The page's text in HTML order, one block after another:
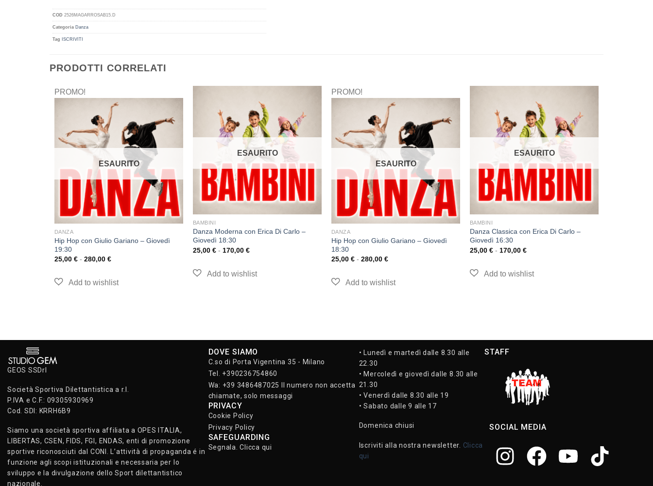
COD 2526MAGARROSAB15.D
Categoria Danza
Tag ISCRIVITI
PRODOTTI CORRELATI
PROMO!
ESAURITO
DANZA
Hip Hop con Giulio Gariano – Giovedì
19:30
25,00 € - 280,00 €
ESAURITO
BAMBINI
Danza Moderna con Erica Di Carlo –
Giovedì 18:30
25,00 € - 170,00 €
PROMO!
ESAURITO
DANZA
Hip Hop con Giulio Gariano – Giovedì
18:30
25,00 € - 280,00 €
ESAURITO
BAMBINI
Danza Classica con Erica Di Carlo –
Giovedì 16:30
25,00 € - 170,00 €
GEOS SSDrl
Società Sportiva Dilettantistica a r.l.
P.IVA e C.F.: 09305930969
Cod. SDI: KRRH6B9
Siamo una società sportiva affiliata a OPES ITALIA,
LIBERTAS, CSEN, FIDS, FGI, ENDAS, enti di promozione
sportive riconosciuti dal CONI. L’attività di propaganda é in
funzione agli scopi istituzionali e necessaria per lo
sviluppo e la divulgazione dello Sport dilettantistico
nazionale.
DOVE SIAMO
C.so di Porta Vigentina 35 - Milano
Tel. +390236754860
Wa: +39 3486487025 Il numero non accetta
chiamate, solo messaggi
PRIVACY
Cookie Policy
Privacy Policy
SAFEGUARDING
Segnala. Clicca qui
• Lunedì e martedì dalle 8.30 alle
22.30
• Mercoledì e giovedì dalle 8.30 alle
21.30
• Venerdì dalle 8.30 alle 19
• Sabato dalle 9 alle 17
Domenica chiusi
Iscriviti alla nostra newsletter. Clicca
qui
STAFF
SOCIAL MEDIA